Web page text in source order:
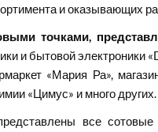
и оказывающих
точками,
и бытовой электроники
«Мария Ра»,
«Цимус» и много других.
все